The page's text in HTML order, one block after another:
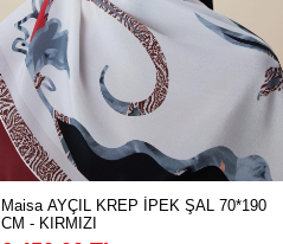
Maisa AYÇIL KREP İPEK ŞAL 70*190
CM - KIRMIZI